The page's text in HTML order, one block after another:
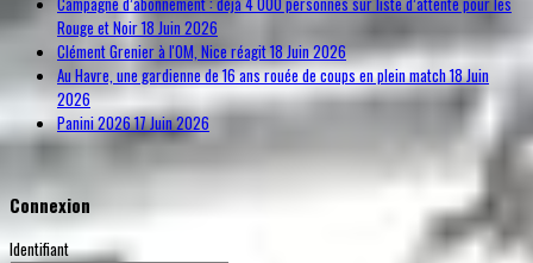
Rouge et Noir18 Juin 2026
Clément Grenier à l'OM, Nice réagit18 Juin 2026
Au Havre, une gardienne de 16 ans rouée de coups en plein match18 Juin
2026
Panini 202617 Juin 2026
Connexion
Identifiant